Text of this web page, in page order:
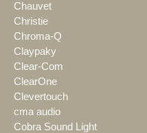
Chauvet
Christie
Chroma-Q
Claypaky
Clear-Com
ClearOne
Clevertouch
cma audio
Cobra Sound Light